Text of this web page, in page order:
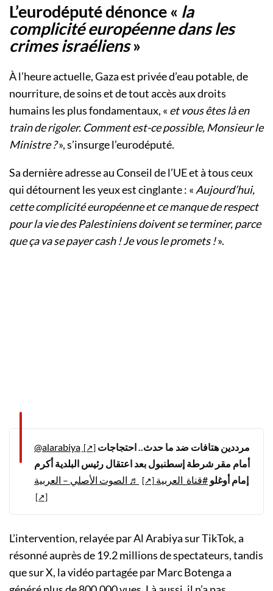
L’eurodéputé dénonce « la
complicité européenne dans les
crimes israéliens»
À l’heure actuelle, Gaza est privée d’eau potable, de
nourriture, de soins et de tout accès aux droits
humains les plus fondamentaux, « et vous êtes là en
train de rigoler. Comment est-ce possible, Monsieur le
Ministre ?», s’insurge l’eurodéputé.
Sa dernière adresse au Conseil de l’UE et à tous ceux
qui détournent les yeux est cinglante : « Aujourd’hui,
cette complicité européenne et ce manque de respect
pour la vie des Palestiniens doivent se terminer, parce
que ça va se payer cash ! Je vous le promets !».
@alarabiya
أمام مقر شرطة إسطنبول بعد اعتقال رئيس البلدية أكرم
إمام أوغلو #قناة_العربية ♬ الصوت الأصلي – العربية
L’intervention, relayée par Al Arabiya sur TikTok, a
résonné auprès de 19.2 millions de spectateurs, tandis
que sur X, la vidéo partagée par Marc Botenga a